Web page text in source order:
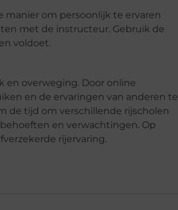
manier om persoonlijk te ervaren
met de instructeur. Gebruik de
voldoet.
en overweging. Door online
en de ervaringen van anderen te
de tijd om verschillende rijscholen
en verwachtingen. Op
rijervaring.